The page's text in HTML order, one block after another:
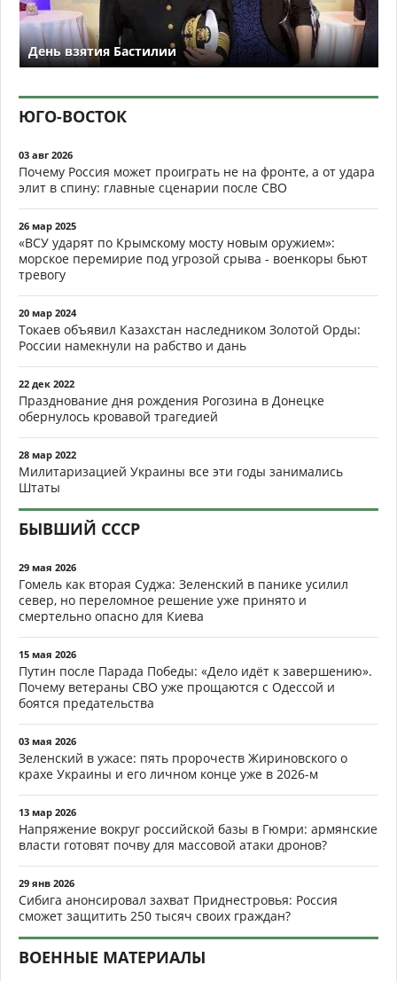
День взятия Бастилии
ЮГО-ВОСТОК
03 авг 2026
Почему Россия может проиграть не на фронте, а от удара
элит в спину: главные сценарии после СВО
26 мар 2025
«ВСУ ударят по Крымскому мосту новым оружием»:
морское перемирие под угрозой срыва - военкоры бьют
тревогу
20 мар 2024
Токаев объявил Казахстан наследником Золотой Орды:
России намекнули на рабство и дань
22 дек 2022
Празднование дня рождения Рогозина в Донецке
обернулось кровавой трагедией
28 мар 2022
Милитаризацией Украины все эти годы занимались
Штаты
БЫВШИЙ СССР
29 мая 2026
Гомель как вторая Суджа: Зеленский в панике усилил
север, но переломное решение уже принято и
смертельно опасно для Киева
15 мая 2026
Путин после Парада Победы: «Дело идёт к завершению».
Почему ветераны СВО уже прощаются с Одессой и
боятся предательства
03 мая 2026
Зеленский в ужасе: пять пророчеств Жириновского о
крахе Украины и его личном конце уже в 2026-м
13 мар 2026
Напряжение вокруг российской базы в Гюмри: армянские
власти готовят почву для массовой атаки дронов?
29 янв 2026
Сибига анонсировал захват Приднестровья: Россия
сможет защитить 250 тысяч своих граждан?
ВОЕННЫЕ МАТЕРИАЛЫ